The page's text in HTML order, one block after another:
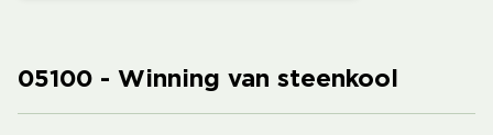
05100 - Winning van steenkool